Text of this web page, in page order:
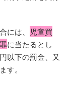
には、
児童買
に当たるとし
以下の罰金、又
す。